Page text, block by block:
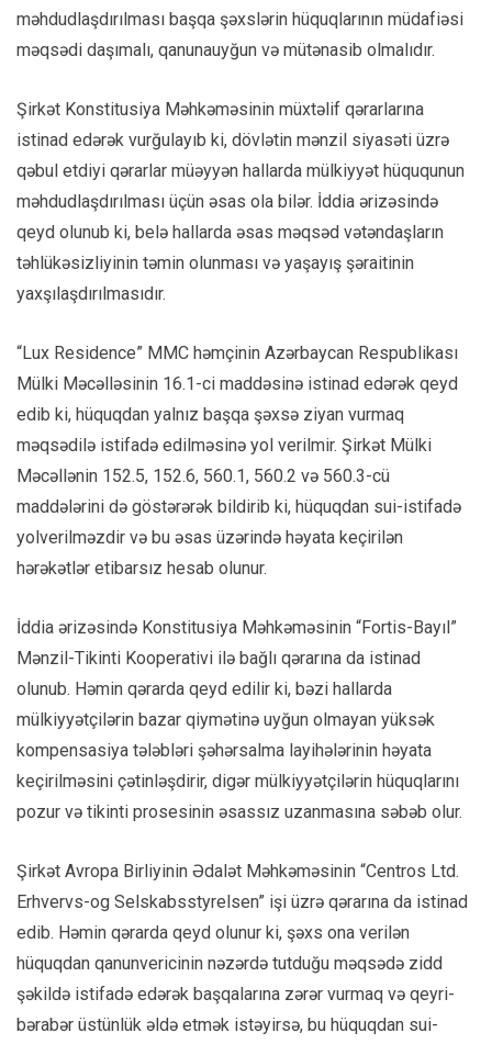
məhdudlaşdırılması başqa şəxslərin hüquqlarının müdafiəsi
məqsədi daşımalı, qanunauyğun və mütənasib olmalıdır.
Şirkət Konstitusiya Məhkəməsinin müxtəlif qərarlarına
istinad edərək vurğulayıb ki, dövlətin mənzil siyasəti üzrə
qəbul etdiyi qərarlar müəyyən hallarda mülkiyyət hüququnun
məhdudlaşdırılması üçün əsas ola bilər. İddia ərizəsində
qeyd olunub ki, belə hallarda əsas məqsəd vətəndaşların
təhlükəsizliyinin təmin olunması və yaşayış şəraitinin
yaxşılaşdırılmasıdır.
“Lux Residence” MMC həmçinin Azərbaycan Respublikası
Mülki Məcəlləsinin 16.1-ci maddəsinə istinad edərək qeyd
edib ki, hüquqdan yalnız başqa şəxsə ziyan vurmaq
məqsədilə istifadə edilməsinə yol verilmir. Şirkət Mülki
Məcəllənin 152.5, 152.6, 560.1, 560.2 və 560.3-cü
maddələrini də göstərərək bildirib ki, hüquqdan sui-istifadə
yolverilməzdir və bu əsas üzərində həyata keçirilən
hərəkətlər etibarsız hesab olunur.
İddia ərizəsində Konstitusiya Məhkəməsinin “Fortis-Bayıl”
Mənzil-Tikinti Kooperativi ilə bağlı qərarına da istinad
olunub. Həmin qərarda qeyd edilir ki, bəzi hallarda
mülkiyyətçilərin bazar qiymətinə uyğun olmayan yüksək
kompensasiya tələbləri şəhərsalma layihələrinin həyata
keçirilməsini çətinləşdirir, digər mülkiyyətçilərin hüquqlarını
pozur və tikinti prosesinin əsassız uzanmasına səbəb olur.
Şirkət Avropa Birliyinin Ədalət Məhkəməsinin “Centros Ltd.
Erhvervs-og Selskabsstyrelsen” işi üzrə qərarına da istinad
edib. Həmin qərarda qeyd olunur ki, şəxs ona verilən
hüquqdan qanunvericinin nəzərdə tutduğu məqsədə zidd
şəkildə istifadə edərək başqalarına zərər vurmaq və qeyri-
bərabər üstünlük əldə etmək istəyirsə, bu hüquqdan sui-